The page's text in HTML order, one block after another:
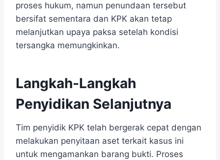
proses hukum, namun penundaan tersebut
bersifat sementara dan KPK akan tetap
melanjutkan upaya paksa setelah kondisi
tersangka memungkinkan.
Langkah-Langkah
Penyidikan Selanjutnya
Tim penyidik KPK telah bergerak cepat dengan
melakukan penyitaan aset terkait kasus ini
untuk mengamankan barang bukti. Proses